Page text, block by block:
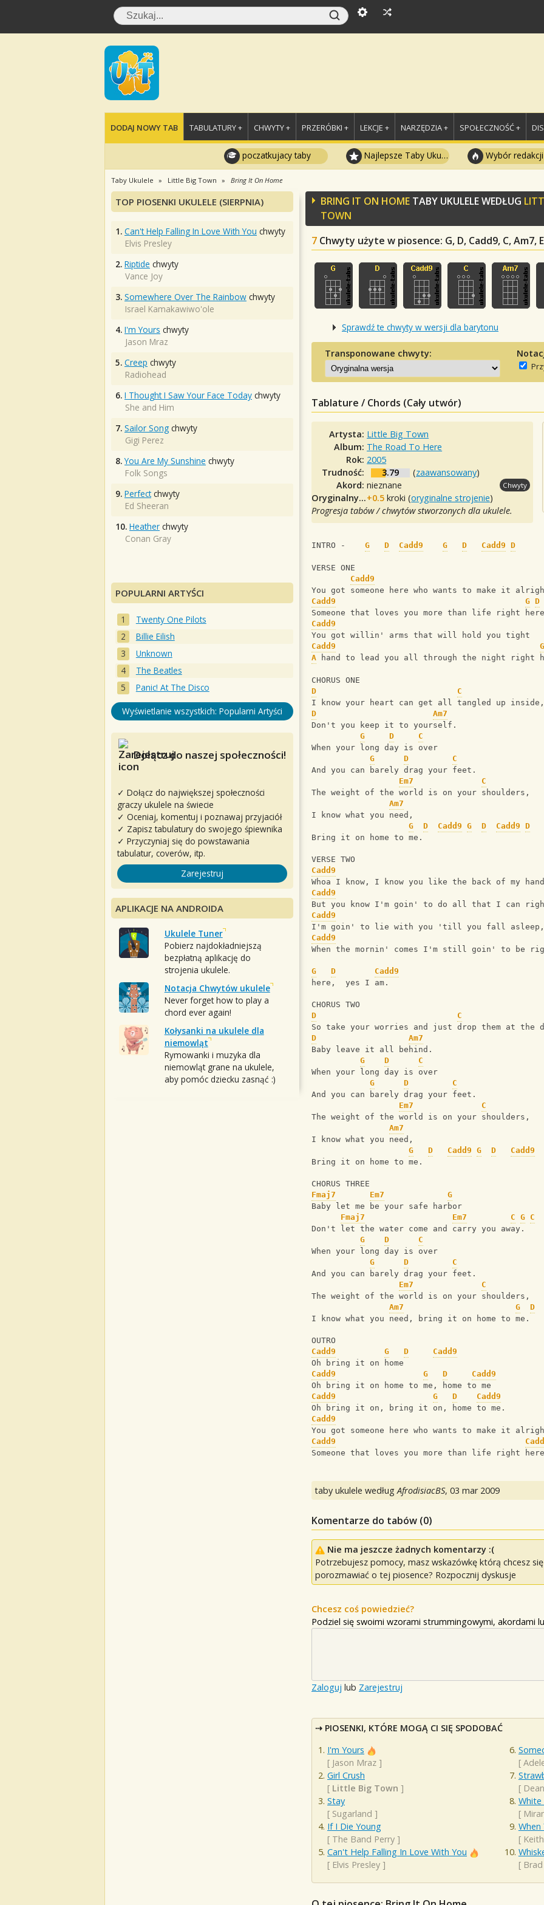
DODAJ NOWY TAB TABULATURY + CHWYTY + PRZERÓBKI + LEKCJE + NARZĘDZIA + SPOŁECZNOŚĆ +
poczatkujacy taby Najlepsze Taby Ukulele Wybór redakcji
Taby Ukulele Little Big Town Bring It On Home
BRING IT ON HOME TABY UKULELE WEDŁUG
TOWN
7 Chwyty użyte w piosence: G, D, Cadd9, C, Am7,
Sprawdź te chwyty w wersji dla barytonu
Transponowane chwyty:
Tablature / Chords (Cały utwór)
Artysta: Little Big Town
Album: The Road To Here
Rok: 2005
Trudność:
3.79 (zaawansowany)
Akord:nieznane Chwyty
Oryginalny tuning:+0.5 kroki (oryginalne strojenie)
Progresja tabów / chwytów stworzonych dla ukulele.
INTRO - G D Cadd9 G D Cadd9 D
VERSE ONE
Cadd9
You got someone here who wants to make it
Cadd9
G D
Someone that loves you more than life right
Cadd9
You got willin' arms that will hold you tight
Cadd9
G
A hand to lead you all through the night right
CHORUS ONE
D
C
I know your heart can get all tangled up inside,
D
Am7
Don't you keep it to yourself.
G
D
C
When your long day is over
G
D
C
And you can barely drag your feet.
Em7
C
The weight of the world is on your shoulders,
Am7
I know what you need,
G
D Cadd9 G D Cadd9 D
Bring it on home to me.
VERSE TWO
Cadd9
Whoa I know, I know you like the back of my hand
Cadd9
But you know I'm goin' to do all that I can
Cadd9
I'm goin' to lie with you 'till you fall asleep,
Cadd9
When the mornin' comes I'm still goin' to be
G D
Cadd9
here,  yes I am.
CHORUS TWO
D
C
So take your worries and just drop them at the
D
Am7
Baby leave it all behind.
G
D
C
When your long day is over
G
D
C
And you can barely drag your feet.
Em7
C
The weight of the world is on your shoulders,
Am7
I know what you need,
G
D Cadd9 G D
Cadd9
Bring it on home to me.
CHORUS THREE
Fmaj7
Em7
G
Baby let me be your safe harbor
Fmaj7
Em7 C G C
Don't let the water come and carry you away.
G
D
C
When your long day is over
G
D
C
And you can barely drag your feet.
Em7
C
The weight of the world is on your shoulders,
Am7
G D
I know what you need, bring it on home to me.
OUTRO
Cadd9
G D
Cadd9
Oh bring it on home
Cadd9
G D
Cadd9
Oh bring it on home to me, home to me
Cadd9
G D
Cadd9
Oh bring it on, bring it on, home to me.
Cadd9
You got someone here who wants to make it
Cadd9
Someone that loves you more than life right
taby ukulele wedługAfrodisiacBS, 03 mar 2009
Komentarze do tabów (0)
Nie ma jeszcze żadnych komentarzy :(
Potrzebujesz pomocy, masz wskazówkę którą chcesz
porozmawiać o tej piosence? Rozpocznij dyskusje
Chcesz coś powiedzieć?
Podziel się swoimi wzorami strummingowymi, akordami
Zaloguj lub Zarejestruj
PIOSENKI, KTÓRE MOGĄ CI SIĘ SPODOBAĆ
I'm Yours
[ Jason Mraz ]
Girl Crush
[ Little Big Town ]
Stay
[ Sugarland ]
If I Die Young
[ The Band Perry ]
Can't Help Falling In Love With You
[ Elvis Presley ]
[
[
White
[
When
[
[
TOP PIOSENKI UKULELE (SIERPNIA)
1. Can't Help Falling In Love With You chwyty
Elvis Presley
2. Riptide chwyty
Vance Joy
3. Somewhere Over The Rainbow chwyty
Israel Kamakawiwo'ole
4. I'm Yours chwyty
Jason Mraz
5. Creep chwyty
Radiohead
6. I Thought I Saw Your Face Today chwyty
She and Him
7. Sailor Song chwyty
Gigi Perez
8. You Are My Sunshine chwyty
Folk Songs
9. Perfectchwyty
Ed Sheeran
10. Heather chwyty
Conan Gray
POPULARNI ARTYŚCI
Twenty One Pilots
Billie Eilish
Unknown
The Beatles
Panic! At The Disco
Wyświetlanie wszystkich: Popularni Artyści
Dołącz do naszej społeczności!
✓ Dołącz do największej społeczności
graczy ukulele na świecie
✓ Oceniaj, komentuj i poznawaj przyjaciół
✓ Zapisz tabulatury do swojego śpiewnika
✓ Przyczyniaj się do powstawania
tabulatur, coverów, itp.
Zarejestruj
APLIKACJE NA ANDROIDA
Ukulele Tuner
Pobierz najdokładniejszą
bezpłatną aplikację do
strojenia ukulele.
Notacja Chwytów ukulele
Never forget how to play a
chord ever again!
Kołysanki na ukulele dla
niemowląt
Rymowanki i muzyka dla
niemowląt grane na ukulele,
aby pomóc dziecku zasnąć :)